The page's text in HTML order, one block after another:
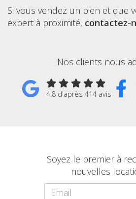
Si vous vendez un bien et que
expert à proximité, contactez-
Nos clients nous
4.8 d'après 414 avis
Soyez le premier à
nouvelles